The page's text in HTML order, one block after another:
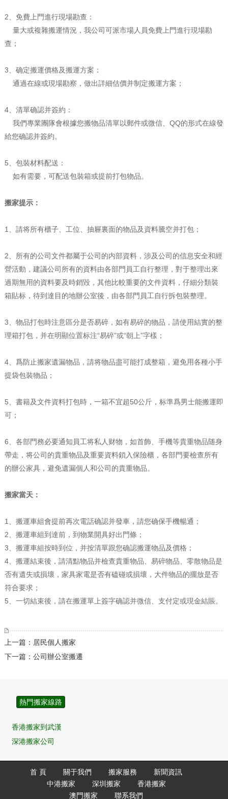
2、免費上門進行現場勘查：
量大或複雜搬運情況，我公司可派市場人員免費上門進行現場勘
查；
3、确定搬運價格及搬運方案：
通過在線或現場勘察，做出詳細估價并制定搬運方案；
4、清單确認并簽約：
我們專業團隊會根據您搬物品清單以郵件或微信、QQ的形式在線發
給您确認并簽約。
5、包裝材料配送：
如有需要，可配送包裝箱或提前打包物品。
搬家提示：
1、請将所有櫃子、工位、抽屜裏面的物品及資料騰空并打包；
2、所有的公司文件都屬于公司的内部資料，涉及公司的信息安全和經
營活動，建議公司所有的資料由各部門員工自行整理，對于整理出來
過期無用的資料要及時銷毀，其他比較重要的文件資料，仔細分類裝
箱貼标，待到達目的地辦公室後，由各部門員工自行拆包裝整理。
3、物品打包時注意區分是否易碎，如有易碎的物品，請使用結實的整
理箱打包，并在明顯位置标注“易碎”或“朝上”字樣；
4、爲防止搬家遺漏物品，請将物品盡可能打成整箱，避免用各種小手
提袋包裝物品；
5、書籍及文件資料打包時，一箱不宜超50公斤，标準爲男士能搬運即
可；
6、各部門務必要通知員工将私人财物，如首飾、手機等貴重物品随身
帶走，将公司的貴重物品及重要資料鎖入保險櫃，各部門要檢查所有
的辦公家具，避免遺漏個人和公司的貴重物品。
搬家當天：
1、搬運車組會提前再次電話确認并發車，請您确保手機暢通；
2、搬運車組到達前，到物業開具好出門條；
3、搬運車組按時到位，并按清單跟您确認搬運物品及價格；
4、搬運結束後，請清點物品并檢查貴重物品、易碎物品、零散物品是
否有遺失或損壞，家具家電是否有磕碰或損壞，大件物品的擺放是否
符合要求；
5、一切結束後，請在搬運單上簽字确認并微信、支付定或現金結賬。
上一篇：居民個人搬家
下一篇：公司辦公室搬遷
熱門搬家線路
香港搬家到武漢
深港搬家公司
香港搬家到東莞
香港搬家到珠海
首 頁 關于我們 搬家服務
新聞資訊
中港搬家
深圳搬家
香港搬家
澳門搬家
聯系我們